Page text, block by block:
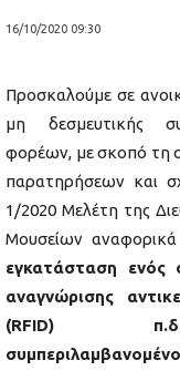
16/10/2020 09:30
Προσκαλούμε σε
μη δεσμευτικής
φορέων, με σκοπό τη
παρατηρήσεων και
1/2020 Μελέτη της
Μουσείων
εγκατάσταση ενός
αναγνώρισης
(RFID) π.δ.